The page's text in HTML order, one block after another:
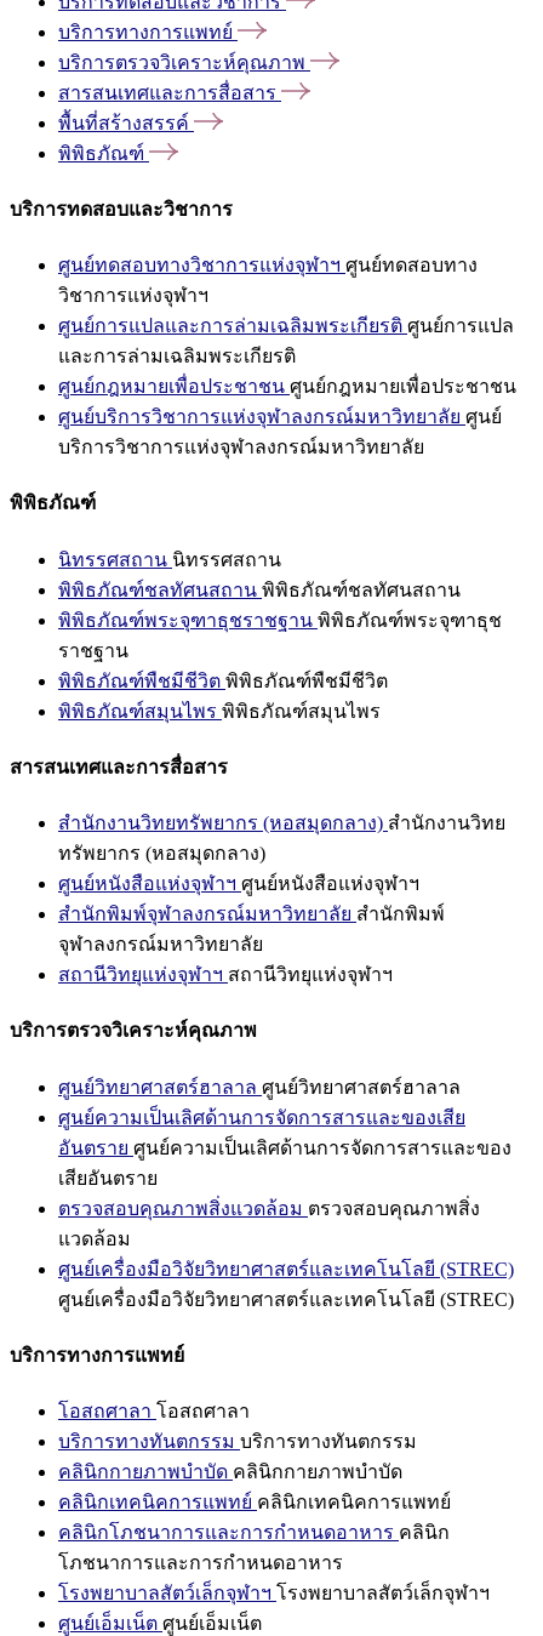
บริการทางการแพทย์
บริการตรวจวิเคราะห์คุณภาพ
สารสนเทศและการสื่อสาร
พื้นที่สร้างสรรค์
พิพิธภัณฑ์
บริการทดสอบและวิชาการ
ศูนย์ทดสอบทางวิชาการแห่งจุฬาฯ ศูนย์ทดสอบทาง
วิชาการแห่งจุฬาฯ
ศูนย์การแปลและการล่ามเฉลิมพระเกียรติ ศูนย์การแปล
และการล่ามเฉลิมพระเกียรติ
ศูนย์กฎหมายเพื่อประชาชน ศูนย์กฎหมายเพื่อประชาชน
ศูนย์บริการวิชาการแห่งจุฬาลงกรณ์มหาวิทยาลัย ศูนย์
บริการวิชาการแห่งจุฬาลงกรณ์มหาวิทยาลัย
พิพิธภัณฑ์
นิทรรศสถาน นิทรรศสถาน
พิพิธภัณฑ์ชลทัศนสถาน พิพิธภัณฑ์ชลทัศนสถาน
พิพิธภัณฑ์พระจุฑาธุชราชฐาน พิพิธภัณฑ์พระจุฑาธุช
ราชฐาน
พิพิธภัณฑ์พืชมีชีวิต พิพิธภัณฑ์พืชมีชีวิต
พิพิธภัณฑ์สมุนไพร พิพิธภัณฑ์สมุนไพร
สารสนเทศและการสื่อสาร
สำนักงานวิทยทรัพยากร (หอสมุดกลาง) สำนักงานวิทย
ทรัพยากร (หอสมุดกลาง)
ศูนย์หนังสือแห่งจุฬาฯ ศูนย์หนังสือแห่งจุฬาฯ
สำนักพิมพ์จุฬาลงกรณ์มหาวิทยาลัย สำนักพิมพ์
จุฬาลงกรณ์มหาวิทยาลัย
สถานีวิทยุแห่งจุฬาฯ สถานีวิทยุแห่งจุฬาฯ
บริการตรวจวิเคราะห์คุณภาพ
ศูนย์วิทยาศาสตร์ฮาลาล ศูนย์วิทยาศาสตร์ฮาลาล
ศูนย์ความเป็นเลิศด้านการจัดการสารและของเสีย
อันตราย ศูนย์ความเป็นเลิศด้านการจัดการสารและของ
เสียอันตราย
ตรวจสอบคุณภาพสิ่งแวดล้อม ตรวจสอบคุณภาพสิ่ง
แวดล้อม
ศูนย์เครื่องมือวิจัยวิทยาศาสตร์และเทคโนโลยี (STREC)
ศูนย์เครื่องมือวิจัยวิทยาศาสตร์และเทคโนโลยี (STREC)
บริการทางการแพทย์
โอสถศาลา โอสถศาลา
บริการทางทันตกรรม บริการทางทันตกรรม
คลินิกกายภาพบำบัด คลินิกกายภาพบำบัด
คลินิกเทคนิคการแพทย์ คลินิกเทคนิคการแพทย์
คลินิกโภชนาการและการกำหนดอาหาร คลินิก
โภชนาการและการกำหนดอาหาร
โรงพยาบาลสัตว์เล็กจุฬาฯ โรงพยาบาลสัตว์เล็กจุฬาฯ
ศูนย์เอ็มเน็ต ศูนย์เอ็มเน็ต